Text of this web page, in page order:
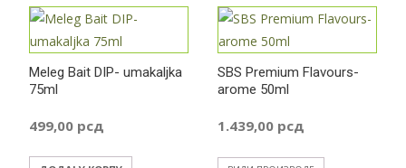
Meleg Bait DIP- umakaljka
75ml
499,00 рсд
SBS Premium Flavours-
arome 50ml
1.439,00 рсд